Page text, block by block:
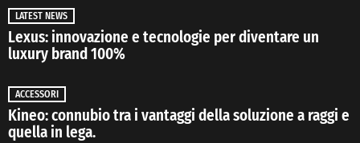
LATEST NEWS
Lexus: innovazione e tecnologie per diventare un
luxury brand 100%
ACCESSORI
Kineo: connubio tra i vantaggi della soluzione a raggi e
quella in lega.